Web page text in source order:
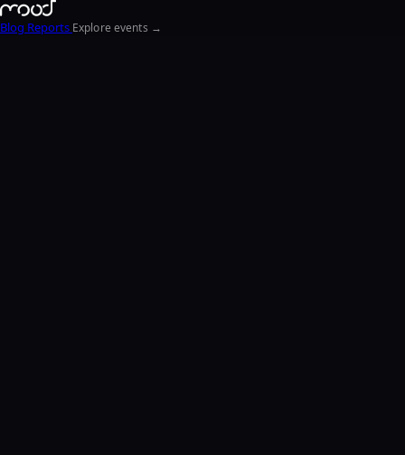
Blog Reports Explore events →